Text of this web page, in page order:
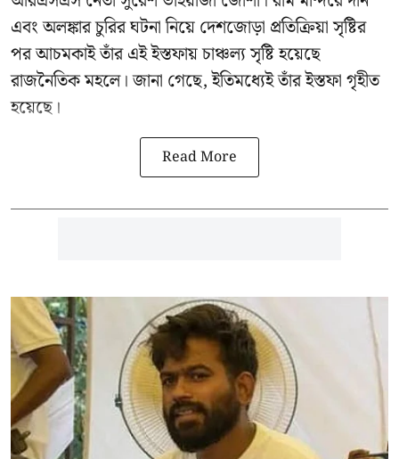
এবং অলঙ্কার চুরির ঘটনা নিয়ে দেশজোড়া প্রতিক্রিয়া সৃষ্টির
পর আচমকাই তাঁর এই ইস্তফায় চাঞ্চল্য সৃষ্টি হয়েছে
রাজনৈতিক মহলে। জানা গেছে, ইতিমধ্যেই তাঁর ইস্তফা গৃহীত
হয়েছে।
Read More